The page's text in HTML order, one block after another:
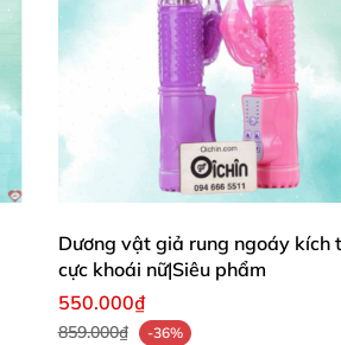
Dương vật giả rung ngoáy kích
cực khoái nữ|Siêu phẩm
550.000₫
859.000₫
-36%